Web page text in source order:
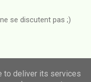
se discutent pas ;)
to deliver its services